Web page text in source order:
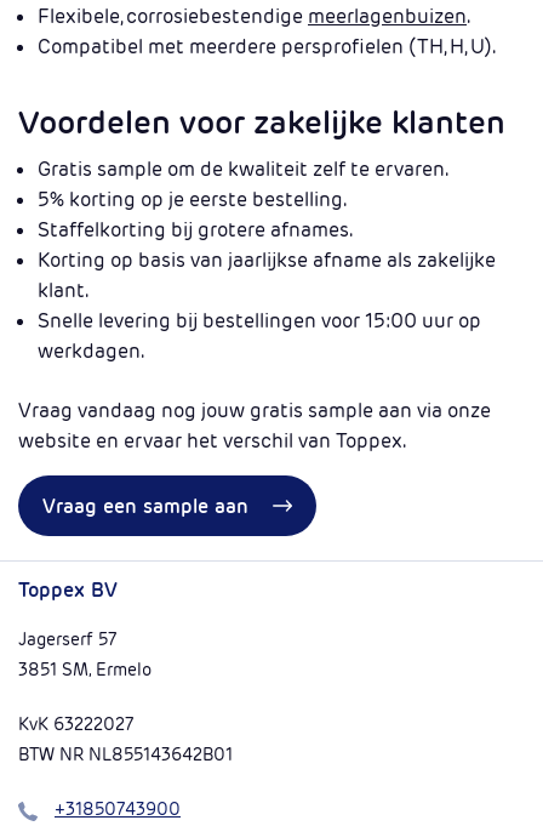
Flexibele, corrosiebestendige meerlagenbuizen.
Compatibel met meerdere persprofielen (TH, H, U).
Voordelen voor zakelijke klanten
Gratis sample om de kwaliteit zelf te ervaren.
5% korting op je eerste bestelling.
Staffelkorting bij grotere afnames.
Korting op basis van jaarlijkse afname als zakelijke
klant.
Snelle levering bij bestellingen voor 15:00 uur op
werkdagen.
Vraag vandaag nog jouw gratis sample aan via onze
website en ervaar het verschil van Toppex.
Vraag een sample aan
Toppex BV
Jagerserf 57
3851 SM, Ermelo
KvK 63222027
BTW NR NL855143642B01
Bel
+31850743900